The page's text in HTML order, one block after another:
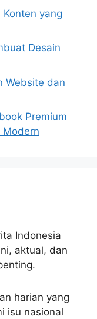
yang
Desain
Website dan
Premium
Modern
Indonesia
aktual, dan
harian yang
isu nasional